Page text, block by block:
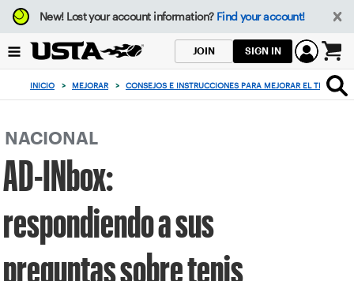
Enfoque
desde
botón
volver
principio
New!Lost your account information? Find your account!
JOIN SIGN IN
0
artículos
en
carrito
INICIO > MEJORAR > CONSEJOS E INSTRUCCIONES PARA MEJORAR EL TENIS >
NACIONAL
AD-INbox:
respondiendo a sus
preguntas sobre tenis